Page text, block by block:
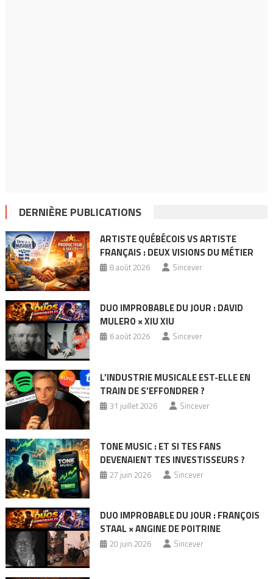
DERNIÈRE PUBLICATIONS
ARTISTE QUÉBÉCOIS VS ARTISTE
FRANÇAIS : DEUX VISIONS DU MÉTIER
8 août 2026 Sincever
DUO IMPROBABLE DU JOUR : DAVID
MULERO × XIU XIU
6 août 2026 Sincever
L’INDUSTRIE MUSICALE EST-ELLE EN
TRAIN DE S’EFFONDRER ?
31 juillet 2026 Sincever
TONE MUSIC : ET SI TES FANS
DEVENAIENT TES INVESTISSEURS ?
27 juin 2026 Sincever
DUO IMPROBABLE DU JOUR : FRANÇOIS
STAAL × ANGINE DE POITRINE
20 juin 2026 Sincever